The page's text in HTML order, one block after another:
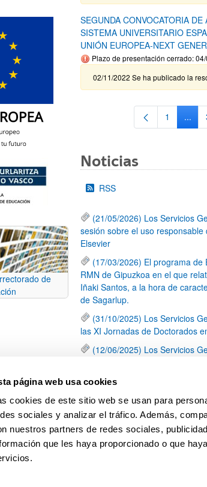
página web usa cookies
cookies de este sitio web se usan para
sociales y analizar el tráfico. Además,
nuestros partners de redes sociales,
que les haya proporcionado o que
de
SEGUNDA CONVOCATORIA
SISTEMA UNIVERSITARIO
UNIÓN EUROPEA-NEXT
Plazo de presentación cerrado:
02/11/2022 Se ha publicado la
Página
1 ...
Noticias
RSS
(21/05/2026) Los Servicios
sesión sobre el uso
Elsevier
(17/03/2026) El programa de
RMN de Gipuzkoa en el que
Iñaki Santos, a la hora de
de Sagarlup.
(31/10/2025) Los Servicios
las XI Jornadas de Doctorados
(12/06/2025) Los Servicios
una caracterización química de
1